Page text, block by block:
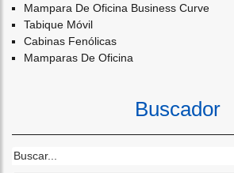
Mampara De Oficina Business Curve
Tabique Móvil
Cabinas Fenólicas
Mamparas De Oficina
Buscador